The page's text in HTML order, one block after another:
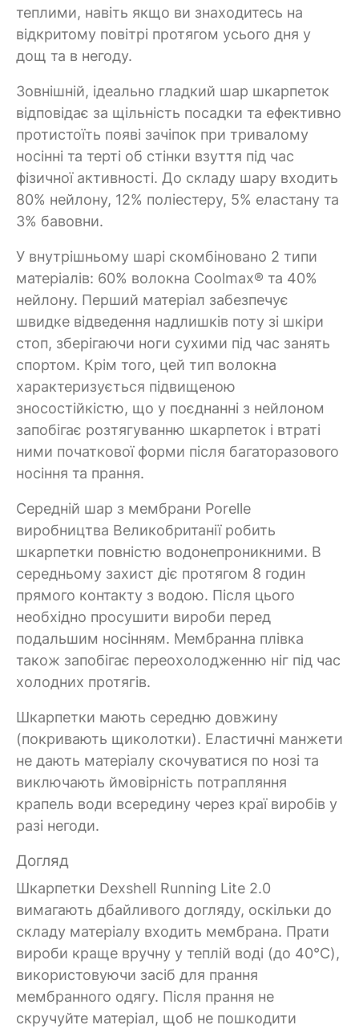
теплими, навіть якщо ви знаходитесь на
відкритому повітрі протягом усього дня у
дощ та в негоду.
Зовнішній, ідеально гладкий шар шкарпеток
відповідає за щільність посадки та ефективно
протистоїть появі зачіпок при тривалому
носінні та терті об стінки взуття під час
фізичної активності. До складу шару входить
80% нейлону, 12% поліестеру, 5% еластану та
3% бавовни.
У внутрішньому шарі скомбіновано 2 типи
матеріалів: 60% волокна Coolmax® та 40%
нейлону. Перший матеріал забезпечує
швидке відведення надлишків поту зі шкіри
стоп, зберігаючи ноги сухими під час занять
спортом. Крім того, цей тип волокна
характеризується підвищеною
зносостійкістю, що у поєднанні з нейлоном
запобігає розтягуванню шкарпеток і втраті
ними початкової форми після багаторазового
носіння та прання.
Середній шар з мембрани Porelle
виробництва Великобританії робить
шкарпетки повністю водонепроникними. В
середньому захист діє протягом 8 годин
прямого контакту з водою. Після цього
необхідно просушити вироби перед
подальшим носінням. Мембранна плівка
також запобігає переохолодженню ніг під час
холодних протягів.
Шкарпетки мають середню довжину
(покривають щиколотки). Еластичні манжети
не дають матеріалу скочуватися по нозі та
виключають ймовірність потрапляння
крапель води всередину через краї виробів у
разі негоди.
Догляд
Шкарпетки Dexshell Running Lite 2.0
вимагають дбайливого догляду, оскільки до
складу матеріалу входить мембрана. Прати
вироби краще вручну у теплій воді (до 40°C),
використовуючи засіб для прання
мембранного одягу. Після прання не
скручуйте матеріал, щоб не пошкодити